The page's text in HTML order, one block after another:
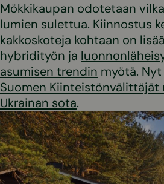
Mökkikaupan odotetaan
lumien sulettua. Kiinnostus
kakkoskoteja kohtaan on
hybridityön ja
asumisen trendin myötä.
Suomen Kiinteistönvälittäjät
Ukrainan sota.